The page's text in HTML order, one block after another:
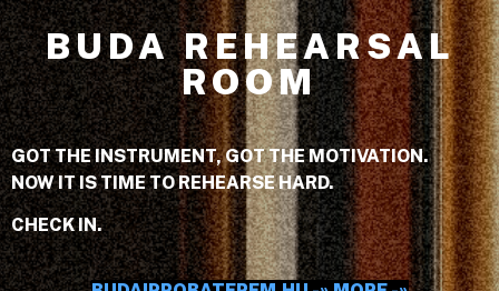
BUDA REHEARSAL
ROOM
GOT THE INSTRUMENT, GOT THE MOTIVATION.
NOW IT IS TIME TO REHEARSE HARD.
CHECK IN.